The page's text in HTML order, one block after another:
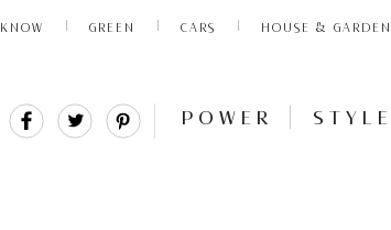
GREEN CARS HOUSE & GARDEN
Share Tweet POWER STYLE